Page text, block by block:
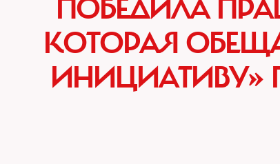
ПОБЕДИЛА
КОТОРАЯ
ИНИЦИАТИВУ»